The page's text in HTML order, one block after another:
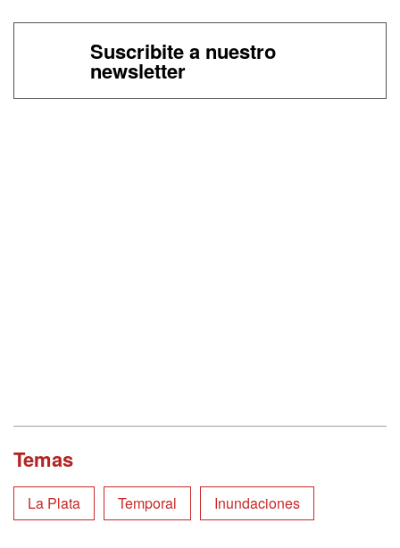
Suscribite a nuestro
newsletter
Temas
La Plata Temporal Inundaciones